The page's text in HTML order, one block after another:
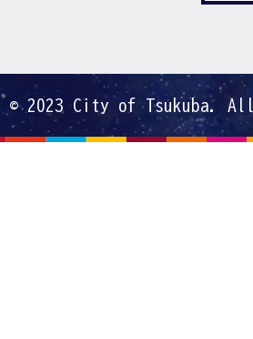
© 2023 City of Tsukuba.